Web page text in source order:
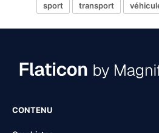
sport transport
CONTENU